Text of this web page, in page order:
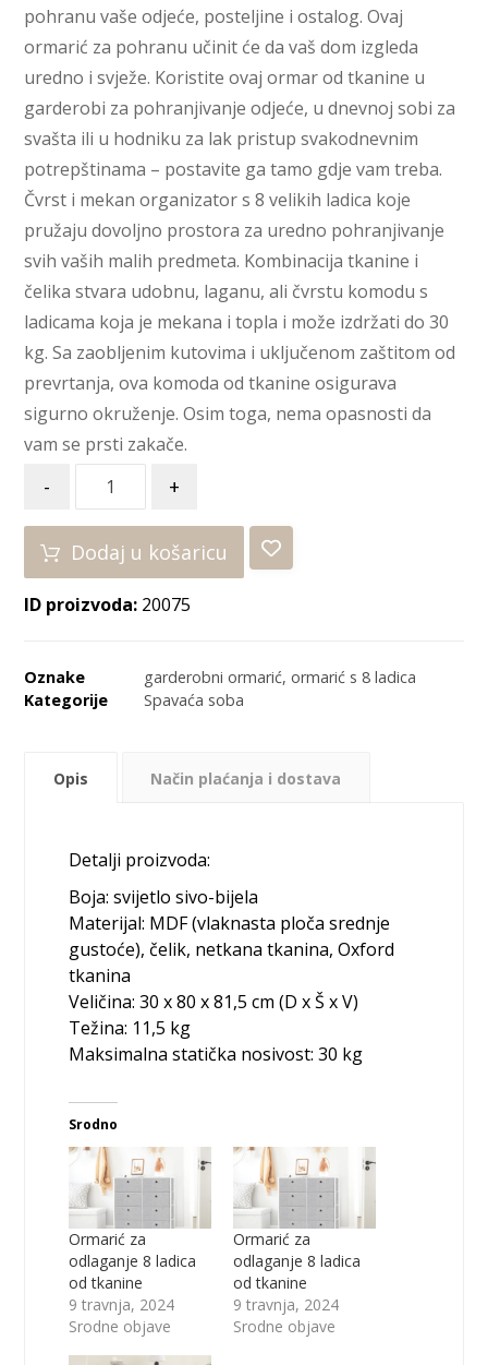
pohranu vaše odjeće, posteljine i ostalog. Ovaj
ormarić za pohranu učinit će da vaš dom izgleda
uredno i svježe. Koristite ovaj ormar od tkanine u
garderobi za pohranjivanje odjeće, u dnevnoj sobi za
svašta ili u hodniku za lak pristup svakodnevnim
potrepštinama – postavite ga tamo gdje vam treba.
Čvrst i mekan organizator s 8 velikih ladica koje
pružaju dovoljno prostora za uredno pohranjivanje
svih vaših malih predmeta. Kombinacija tkanine i
čelika stvara udobnu, laganu, ali čvrstu komodu s
ladicama koja je mekana i topla i može izdržati do 30
kg. Sa zaobljenim kutovima i uključenom zaštitom od
prevrtanja, ova komoda od tkanine osigurava
sigurno okruženje. Osim toga, nema opasnosti da
vam se prsti zakače.
- +
Dodaj u košaricu
ID proizvoda: 20075
Oznake garderobni ormarić,ormarić s 8 ladica
Kategorije
Spavaća soba
Opis Način plaćanja i dostava
Detalji proizvoda:
Boja: svijetlo sivo-bijela
Materijal: MDF (vlaknasta ploča srednje
gustoće), čelik, netkana tkanina, Oxford
tkanina
Veličina: 30 x 80 x 81,5 cm (D x Š x V)
Težina: 11,5 kg
Maksimalna statička nosivost: 30 kg
Srodno
Ormarić za
odlaganje 8 ladica
od tkanine
9 travnja, 2024
Srodne objave
Ormarić za
odlaganje 8 ladica
od tkanine
9 travnja, 2024
Srodne objave